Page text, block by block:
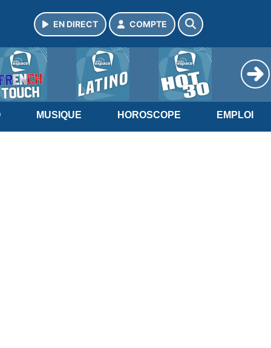
EN DIRECT COMPTE
MUSIQUE HOROSCOPE EMPLOI